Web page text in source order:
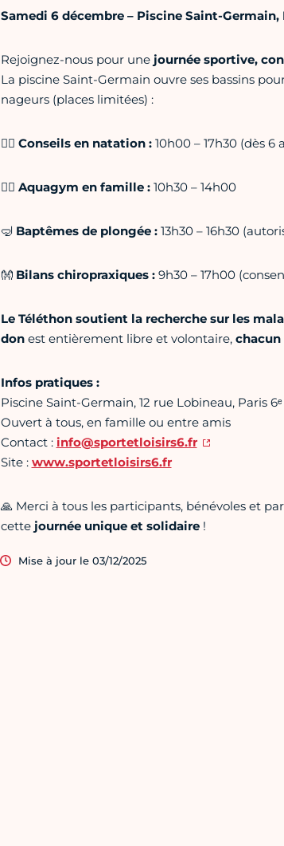
Samedi 6 décembre – Piscine Saint-Germain,
Rejoignez-nous pour une journée sportive,
La piscine Saint-Germain ouvre ses bassins
nageurs (places limitées) :
🏊‍♂️ Conseils en natation :10h00 – 17h30 (dès 6
🤸‍♀️ Aquagym en famille : 10h30 – 14h00
🤿 Baptêmes de plongée : 13h30 – 16h30
👐Bilans chiropraxiques : 9h30 – 17h00
Le Téléthon soutient la recherche sur les
donest entièrement libre et volontaire, chacun
Infos pratiques :
Piscine Saint-Germain, 12 rue Lobineau, Paris 6ᵉ
Ouvert à tous, en famille ou entre amis
Contact : info@sportetloisirs6.fr
Site : www.sportetloisirs6.fr
🙏 Merci à tous les participants, bénévoles et
cette journée unique et solidaire!
Mise à jour le 03/12/2025